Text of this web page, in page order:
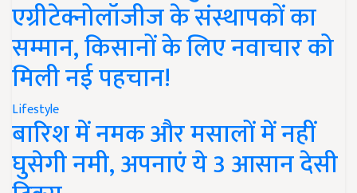
एग्रीटेक्नोलॉजीज के संस्थापकों का
सम्मान, किसानों के लिए नवाचार को
मिली नई पहचान!
Lifestyle
बारिश में नमक और मसालों में नहीं
घुसेगी नमी, अपनाएं ये 3 आसान देसी